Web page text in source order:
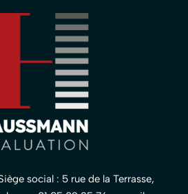
social : 5 rue de la Terrasse,